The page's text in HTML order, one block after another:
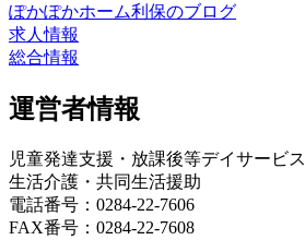
ぽかぽかホーム利保のブログ
求人情報
総合情報
運営者情報
児童発達支援・放課後等デイサービス
生活介護・共同生活援助
電話番号：0284-22-7606
FAX番号：0284-22-7608